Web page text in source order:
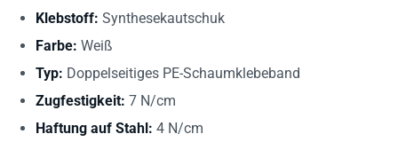
Klebstoff: Synthesekautschuk
Farbe: Weiß
Typ: Doppelseitiges PE-Schaumklebeband
Zugfestigkeit: 7 N/cm
Haftung auf Stahl: 4 N/cm